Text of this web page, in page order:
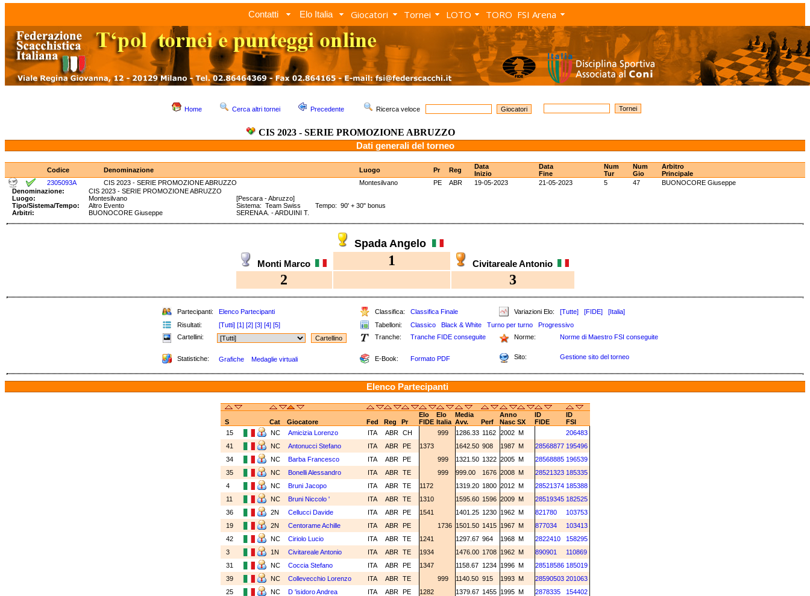
Contatti Elo Italia Giocatori Tornei LOTO TORO FSI Arena
Home Cerca altri tornei Precedente Ricerca veloce
CIS 2023 - SERIE PROMOZIONE ABRUZZO
Dati generali del torneo
Codice Denominazione Luogo Pr Reg
Data
Inizio
Data
Fine
Num
Tur
Num
Gio
Arbitro
Principale
2305093A
CIS 2023 - SERIE PROMOZIONE ABRUZZO Montesilvano PE ABR 19-05-2023 21-05-2023 5 47
BUONOCORE Giuseppe
Denominazione:
CIS 2023 - SERIE PROMOZIONE ABRUZZO
Luogo:
Montesilvano
[Pescara - Abruzzo]
Tipo/Sistema/Tempo:
Altro Evento
Sistema: Team Swiss Tempo: 90' + 30" bonus
Arbitri:
BUONOCORE Giuseppe SERENA A. - ARDUINI T.
Spada Angelo
Monti Marco 1 Civitareale Antonio
2 3
Partecipanti: Elenco Partecipanti Classifica: Classifica Finale Variazioni Elo: [Tutte] [FIDE]
[Italia]
Risultati:
[Tutti] [1] [2] [3] [4] [5] Tabelloni: Classico Black & White Turno per turno
Progressivo
Cartellini:
Tranche: Tranche FIDE conseguite Norme: Norme di Maestro FSI conseguite
Statistiche: Grafiche Medaglie virtuali E-Book: Formato PDF Sito: Gestione sito del torneo
Elenco Partecipanti
Elo Elo Media Anno ID
ID
S
Cat Giocatore Fed Reg Pr FIDE Italia Avv. Perf Nasc SX FIDE
FSI
15
NC Amicizia Lorenzo ITA ABR CH 999 1286.33 1162 2002 M
206483
41
NC Antonucci Stefano ITA ABR PE 1373 1642.50 908 1987 M 28568877 195496
34
NC Barba Francesco ITA ABR PE 999 1321.50 1322 2005 M 28568885 196539
35
NC Bonelli Alessandro ITA ABR TE 999 999.00 1676 2008 M 28521323 185335
4
NC Bruni Jacopo ITA ABR TE 1172 1319.20 1800 2012 M 28521374 185388
11
NC Bruni Niccolo ' ITA ABR TE 1310 1595.60 1596 2009 M 28519345 182525
36
2N Cellucci Davide ITA ABR PE 1541 1401.25 1230 1962 M 821780
103753
19
2N Centorame Achille ITA ABR PE 1736 1501.50 1415 1967 M 877034
103413
42
NC Ciriolo Lucio ITA ABR TE 1241 1297.67 964 1968 M 2822410
158295
3
1N Civitareale Antonio ITA ABR TE 1934 1476.00 1708 1962 M 890901
110869
31
NC Coccia Stefano ITA ABR PE 1347 1158.67 1234 1996 M 28518586 185019
39
NC Collevecchio Lorenzo ITA ABR TE 999 1140.50 915 1993 M 28590503 201063
25
NC D 'isidoro Andrea ITA ABR PE 1282 1379.67 1455 1995 M 2878335
154402